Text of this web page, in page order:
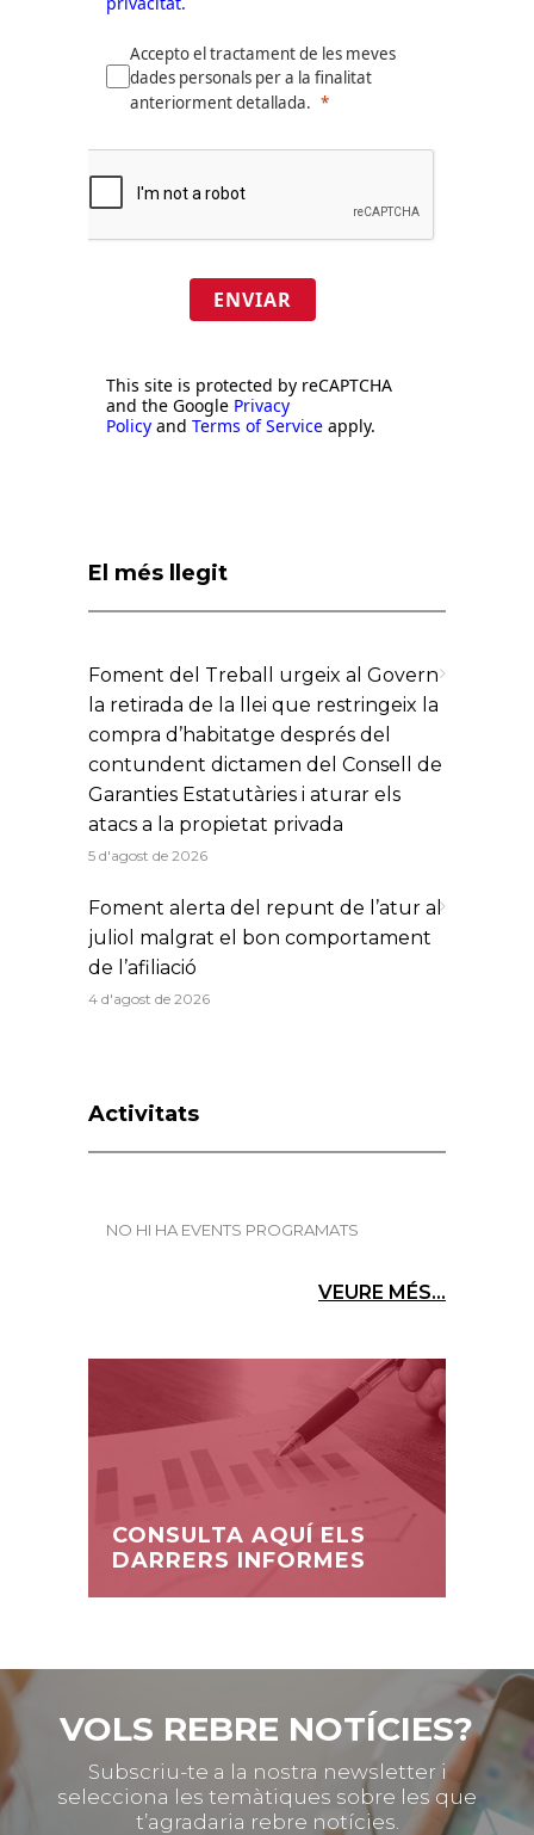
Accepto el tractament de les meves
dades personals per a la finalitat
anteriorment detallada.
ENVIAR
This site is protected by reCAPTCHA
and the Google Privacy
Policy and Terms of Service apply.
El més llegit
Foment del Treball urgeix al Govern
la retirada de la llei que restringeix la
compra d’habitatge després del
contundent dictamen del Consell de
Garanties Estatutàries i aturar els
atacs a la propietat privada
5 d'agost de 2026
Foment alerta del repunt de l’atur al
juliol malgrat el bon comportament
de l’afiliació
4 d'agost de 2026
Activitats
NO HI HA EVENTS PROGRAMATS
VEURE MÉS...
CONSULTA AQUÍ ELS
DARRERS INFORMES
VOLS REBRE NOTÍCIES?
Subscriu-te a la nostra newsletter i
selecciona les temàtiques sobre les que
t’agradaria rebre notícies.